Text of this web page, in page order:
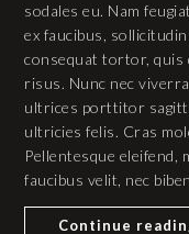
sodales eu. Nam
ex faucibus,
consequat tortor, quis
risus. Nunc nec
ultrices porttitor
ultricies felis. Cras
Pellentesque eleifend,
faucibus velit, nec
Continue